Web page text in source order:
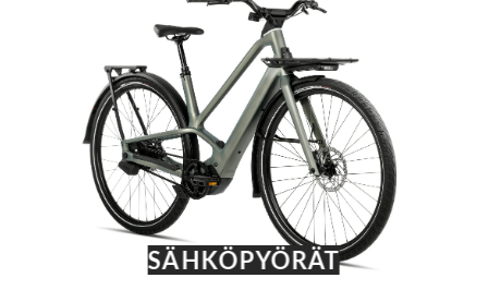
SÄHKÖPYÖRÄT